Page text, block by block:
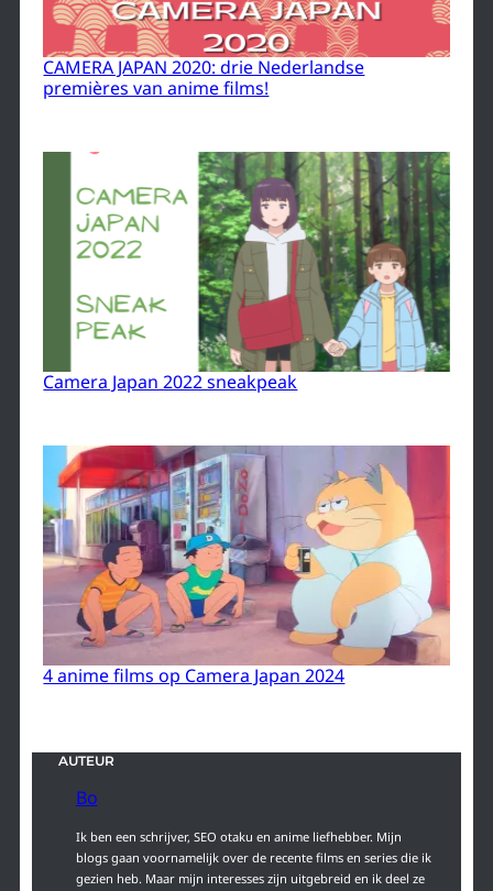
CAMERA JAPAN 2020: drie Nederlandse
premières van anime films!
Camera Japan 2022 sneakpeak
4 anime films op Camera Japan 2024
AUTEUR
Bo
Ik ben een schrijver, SEO otaku en anime liefhebber. Mijn
blogs gaan voornamelijk over de recente films en series die ik
gezien heb. Maar mijn interesses zijn uitgebreid en ik deel ze